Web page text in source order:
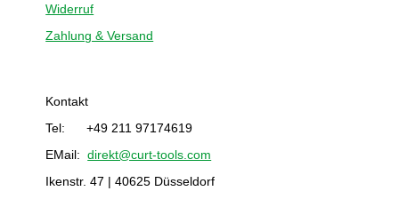
Widerruf
Zahlung & Versand
Kontakt
Tel: +49 211 97174619
EMail:direkt@curt-tools.com
Ikenstr. 47 | 40625 Düsseldorf